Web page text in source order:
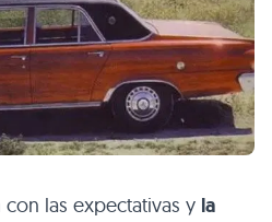
las expectativas y la